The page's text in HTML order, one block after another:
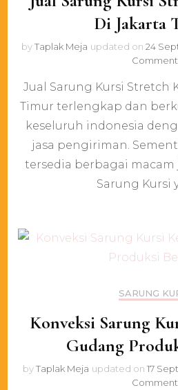
Di Jakarta
byTaplak Meja updated on 24
Comment
Jual Sarung Kursi Stretch
Timur terlengkap dan
keseluruh indonesia
jasa pengiriman.
tersedia berbagai
Sarung Kursi
SARUNG
Konveksi Sarung
Gudang
byTaplak Meja updated on 17
Comment